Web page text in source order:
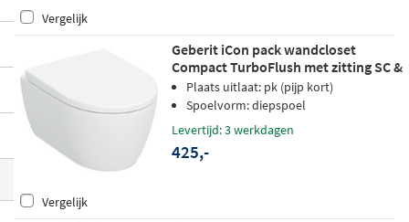
e functies zoals softclose en QuickRelease
maken het dagelijks gebruik nog comfort
abeler en het schoonmaken een stuk eenv
oudiger.
Vergelijk
Geberit iCon pack wandcloset
Compact TurboFlush met zitting SC &
QR - glans wit
Plaats uitlaat: pk (pijp kort)
Spoelvorm: diepspoel
Levertijd: 3 werkdagen
425,-
Vergelijk